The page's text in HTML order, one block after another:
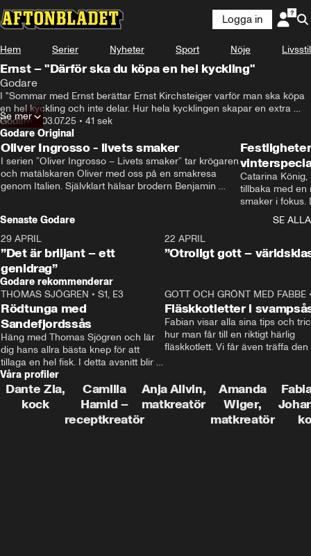
Logga in
Hem Serier Nyheter Sport Nöje Livsstil
Ernst – "Därför ska du köpa en hel kyckling"
Godare
I "Sommar med Ernst berättar Ernst Kirchsteiger varför man ska köpa
en hel kyckling och inte delar. Hur hela kycklingen skapar en extra
smaksättning.
Godare • 03.07.25 • 41 sek
Se mer
Godare Original
Oliver Ingrosso - livets smaker
I serien ”Oliver Ingrosso – Livets smaker” tar krögaren
och matälskaren Oliver med oss på en smakresa
genom Italien. Självklart hälsar brodern Benjamin
Catarina
tillbaka med en
smaker i fokus.
julfavoriter
Senaste Godare
SE ALLA
29 APRIL
”Det är briljant – ett
genidrag”
22 APRIL
”Otroligt gott –
Godare rekommenderar
THOMAS SJÖGREN • S1, E3
Rödtunga med
Sandefjordssås
Häng med Thomas Sjögren och lär
dig hans allra bästa knep för att
tillaga en hel fisk. I detta avsnitt blir
de helstekt rödtunga med
sandefjordssås och en magisk sallad
på pepparrot och äpple.
GOTT OCH GRÖNT MED FABBE
Fläskkotletter i
Fabian visar alla sina tips och
hur man får till en riktigt härlig
fläskkotlett. Vi får även träffa den
grisbonde på Gotland.
Våra profiler
Dante Zia,
kock
Camilla
Hamid –
receptkreatör
Anja Allvin,
matkreatör
Amanda
Wiger,
matkreatör